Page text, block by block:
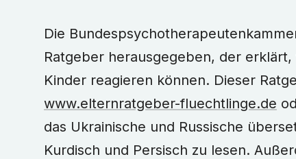
Die
Ratgeber herausgegeben, der
Kinder reagieren können. Dieser
www.elternratgeber-fluechtlinge.de
das Ukrainische und Russische
Kurdisch und Persisch zu lesen.